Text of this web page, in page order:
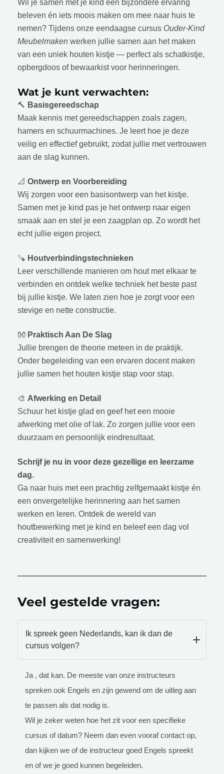
Wil je samen met je kind een bijzondere ervaring
beleven én iets moois maken om mee naar huis te
nemen? Tijdens onze eendaagse cursus Ouder-Kind
Meubelmaken werken jullie samen aan het maken
van een uniek houten kistje — perfect als schatkistje,
opbergdoos of bewaarkist voor herinneringen.
Wat je kunt verwachten:
🔨 Basisgereedschap
Maak kennis met gereedschappen zoals zagen,
hamers en schuurmachines. Je leert hoe je deze
veilig en effectief gebruikt, zodat jullie met vertrouwen
aan de slag kunnen.
📐 Ontwerp en Voorbereiding
Wij zorgen voor een basisontwerp van het kistje.
Samen met je kind pas je het ontwerp naar eigen
smaak aan en stel je een zaagplan op. Zo wordt het
echt jullie eigen project.
🪚 Houtverbindingstechnieken
Leer verschillende manieren om hout met elkaar te
verbinden en ontdek welke techniek het beste past
bij jullie kistje. We laten zien hoe je zorgt voor een
stevige en nette constructie.
👐 Praktisch Aan De Slag
Jullie brengen de theorie meteen in de praktijk.
Onder begeleiding van een ervaren docent maken
jullie samen het houten kistje stap voor stap.
🎨 Afwerking en Detail
Schuur het kistje glad en geef het een mooie
afwerking met olie of lak. Zo zorgen jullie voor een
duurzaam en persoonlijk eindresultaat.
Schrijf je nu in voor deze gezellige en leerzame
dag.
Ga naar huis met een prachtig zelfgemaakt kistje én
een onvergetelijke herinnering aan het samen
werken en leren. Ontdek de wereld van
houtbewerking met je kind en beleef een dag vol
creativiteit en samenwerking!
Veel gestelde vragen:
Ik spreek geen Nederlands, kan ik dan de
cursus volgen?
Ja , dat kan. De meeste van onze instructeurs
spreken ook Engels en zijn gewend om de uitleg aan
te passen als dat nodig is.
Wil je zeker weten hoe het zit voor een specifieke
cursus of datum? Neem dan even vooraf contact op,
dan kijken we of de instructeur goed Engels spreekt
en of we je goed kunnen begeleiden.